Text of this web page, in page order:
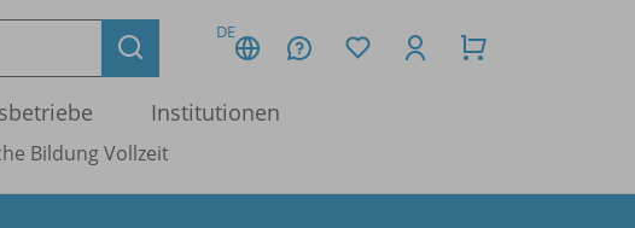
DE
Institutionen
Bildung Vollzeit